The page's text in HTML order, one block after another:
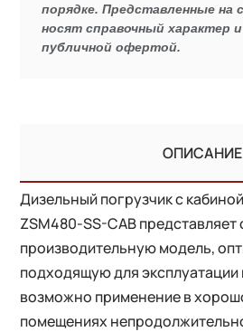
порядке. Представленные на
носят справочный характер
публичной офертой.
ОПИСАНИЕ
Дизельный погрузчик с
ZSM480-SS-CAB
производительную модель,
подходящую для эксплуатации
возможно применение в
помещениях